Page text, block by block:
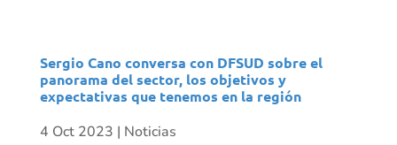
Sergio Cano conversa con DFSUD sobre el
panorama del sector, los objetivos y
expectativas que tenemos en la región
4 Oct 2023 | Noticias